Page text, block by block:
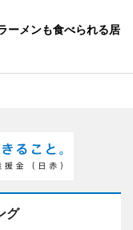
メンも食べられる居
グ